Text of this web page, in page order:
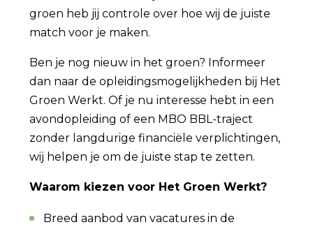
groen heb jij controle over hoe wij de juiste
match voor je maken.
Ben je nog nieuw in het groen? Informeer
dan naar de opleidingsmogelijkheden bij Het
Groen Werkt. Of je nu interesse hebt in een
avondopleiding of een MBO BBL-traject
zonder langdurige financiële verplichtingen,
wij helpen je om de juiste stap te zetten.
Waarom kiezen voor Het Groen Werkt?
Breed aanbod van vacatures in de